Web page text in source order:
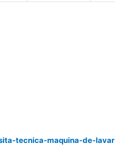
tecnica-maquina-de-lavar